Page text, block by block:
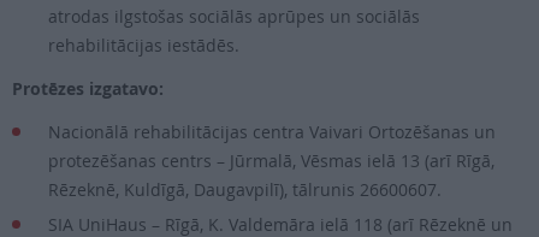
atrodas ilgstošas sociālās aprūpes un sociālās
rehabilitācijas iestādēs.
Protēzes izgatavo:
Nacionālā rehabilitācijas centra Vaivari Ortozēšanas un
protezēšanas centrs – Jūrmalā, Vēsmas ielā 13 (arī Rīgā,
Rēzeknē, Kuldīgā, Daugavpilī), tālrunis 26600607.
SIA UniHaus – Rīgā, K. Valdemāra ielā 118 (arī Rēzeknē un